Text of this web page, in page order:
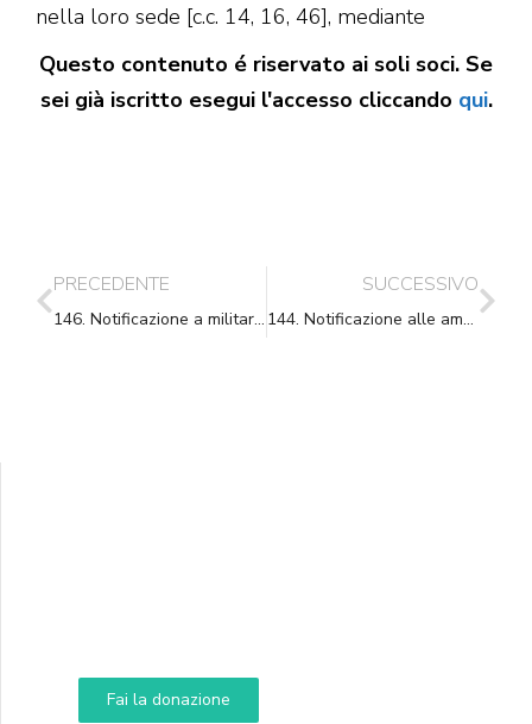
nella loro sede [c.c. 14, 16, 46], mediante
Questo contenuto é riservato ai soli soci. Se
sei già iscritto esegui l'accesso cliccando qui.
PRECEDENTE
146. Notificazione a militari in attività di servizio
SUCCESSIVO
144. Notificazione alle amministrazioni dello Stato
Fai la donazione